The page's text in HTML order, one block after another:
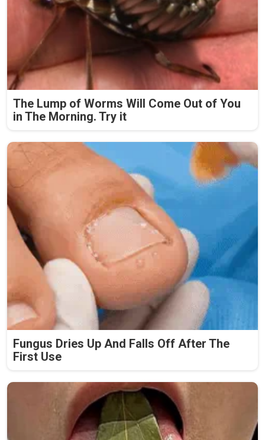
The Lump of Worms Will Come Out of You
in The Morning. Try it
Fungus Dries Up And Falls Off After The
First Use